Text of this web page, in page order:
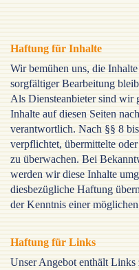
Haftung für Inhalte
Wir bemühen uns, die
sorgfältiger Bearbeitung
Als Diensteanbieter sind wir
Inhalte auf diesen Seiten
verantwortlich. Nach §§ 8
verpflichtet, übermittelte
zu überwachen. Bei
werden wir diese Inhalte
diesbezügliche Haftung
der Kenntnis einer
Haftung für Links
Unser Angebot enthält Links